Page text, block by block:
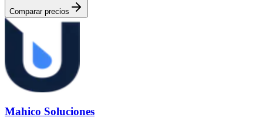
Comparar precios
Mahico Soluciones